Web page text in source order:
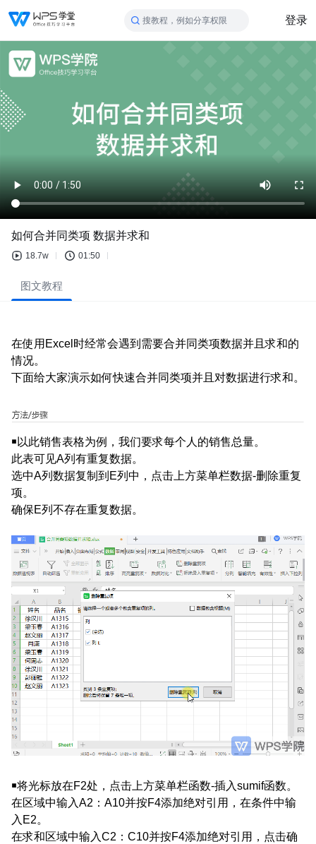
搜教程，例如分享权限 登录
如何合并同类项 数据并求和
18.7w 01:50
图文教程
在使用Excel时经常会遇到需要合并同类项数据并且求和的
情况。
下面给大家演示如何快速合并同类项并且对数据进行求和。
￭以此销售表格为例，我们要求每个人的销售总量。
此表可见A列有重复数据。
选中A列数据复制到E列中，点击上方菜单栏数据-删除重复
项。
确保E列不存在重复数据。
￭将光标放在F2处，点击上方菜单栏函数-插入sumif函数。
在区域中输入A2：A10并按F4添加绝对引用，在条件中输
入E2。
在求和区域中输入C2：C10并按F4添加绝对引用，点击确